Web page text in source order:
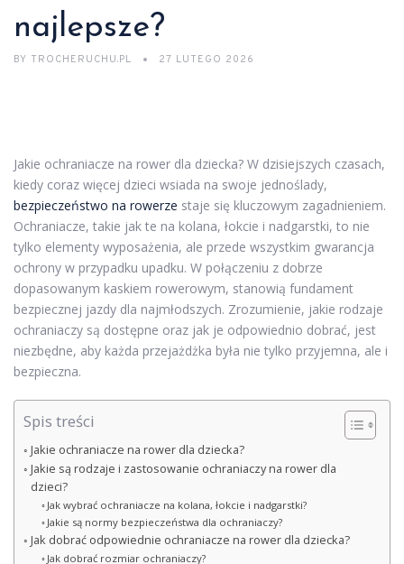
najlepsze?
BY TROCHERUCHU.PL 27 LUTEGO 2026
Jakie ochraniacze na rower dla dziecka? W dzisiejszych czasach,
kiedy coraz więcej dzieci wsiada na swoje jednoślady,
bezpieczeństwo na rowerze staje się kluczowym zagadnieniem.
Ochraniacze, takie jak te na kolana, łokcie i nadgarstki, to nie
tylko elementy wyposażenia, ale przede wszystkim gwarancja
ochrony w przypadku upadku. W połączeniu z dobrze
dopasowanym kaskiem rowerowym, stanowią fundament
bezpiecznej jazdy dla najmłodszych. Zrozumienie, jakie rodzaje
ochraniaczy są dostępne oraz jak je odpowiednio dobrać, jest
niezbędne, aby każda przejażdżka była nie tylko przyjemna, ale i
bezpieczna.
Spis treści
Jakie ochraniacze na rower dla dziecka?
Jakie są rodzaje i zastosowanie ochraniaczy na rower dla
dzieci?
Jak wybrać ochraniacze na kolana, łokcie i nadgarstki?
Jakie są normy bezpieczeństwa dla ochraniaczy?
Jak dobrać odpowiednie ochraniacze na rower dla dziecka?
Jak dobrać rozmiar ochraniaczy?